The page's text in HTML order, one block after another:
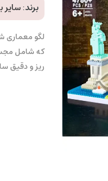
برند:سایر
که شامل
ریز و دقیق